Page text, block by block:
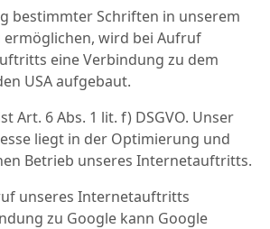
bestimmter Schriften in unserem
wird bei Aufruf
eine Verbindung zu dem
USA aufgebaut.
Art. 6 Abs. 1 lit. f) DSGVO. Unser
liegt in der Optimierung und
Betrieb unseres Internetauftritts.
unseres Internetauftritts
zu Google kann Google